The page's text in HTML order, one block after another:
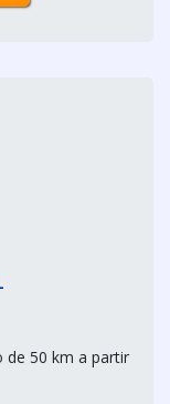
de 50 km a partir